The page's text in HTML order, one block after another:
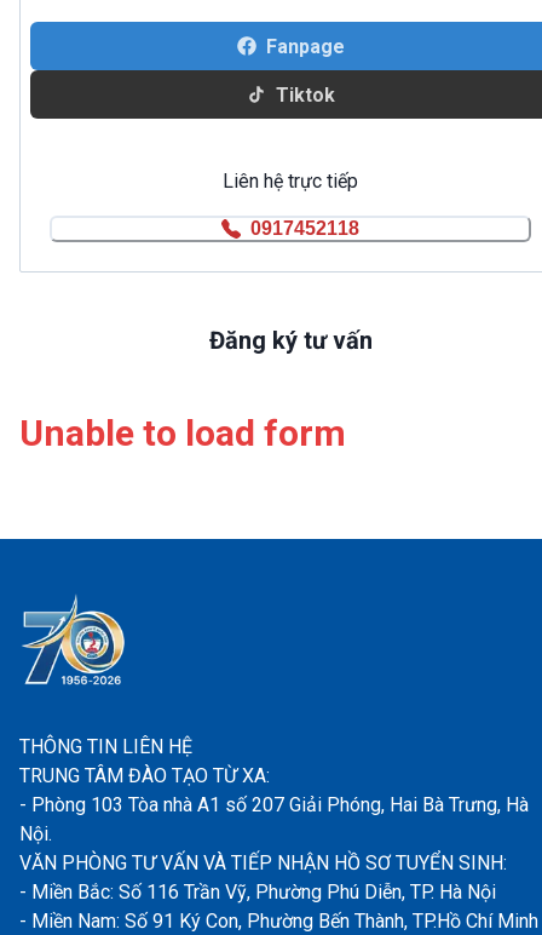
Fanpage
Tiktok
Liên hệ trực tiếp
0917452118
Đăng ký tư vấn
Unable to load form
THÔNG TIN LIÊN HỆ
TRUNG TÂM ĐÀO TẠO TỪ XA:
- Phòng 103 Tòa nhà A1 số 207 Giải Phóng, Hai Bà Trưng, Hà
Nội.
VĂN PHÒNG TƯ VẤN VÀ TIẾP NHẬN HỒ SƠ TUYỂN SINH:
- Miền Bắc: Số 116 Trần Vỹ, Phường Phú Diễn, TP. Hà Nội
- Miền Nam: Số 91 Ký Con, Phường Bến Thành, TP.Hồ Chí Minh